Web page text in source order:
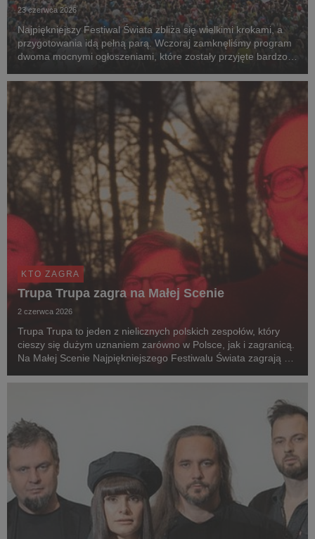
23 czerwca 2026
Najpiękniejszy Festiwal Świata zbliża się wielkimi krokami, a
przygotowania idą pełną parą. Wczoraj zamknęliśmy program
dwoma mocnymi ogłoszeniami, które zostały przyjęte bardzo
Festival
KTO ZAGRA
Trupa Trupa zagra na Małej Scenie
2 czerwca 2026
Trupa Trupa to jeden z nielicznych polskich zespołów, który
cieszy się dużym uznaniem zarówno w Polsce, jak i zagranicą.
Na Małej Scenie Najpiękniejszego Festiwalu Świata zagrają 1